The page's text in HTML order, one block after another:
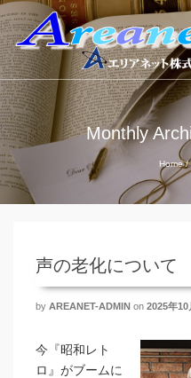
Monthly
Home /
声の老化について
by AREANET-ADMIN on 2025年10
今『昭和レト
ロ』がブームに